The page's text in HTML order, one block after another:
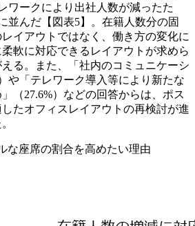
ワークにより出社人数が減ったた
並んだ【図表5】。在籍人数分の固
イアウトではなく、働き方の変化に
軟に対応できるレイアウトが求めら
る。また、「社内のコミュニケーシ
や「テレワーク導入等により新たな
（27.6%）などの回答からは、ポス
したオフィスレイアウトの再検討が進
な座席の割合を高めたい理由